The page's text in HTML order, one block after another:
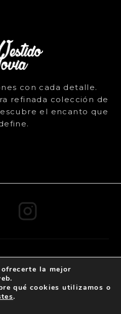
con cada detalle.
refinada colección de
el encanto que
la mejor
qué cookies utilizamos o
.